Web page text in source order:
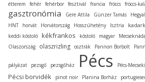
étterem
fehér fehérbor fesztivál francia fröccs fröccs-
gasztronómia Gere Attila Günzer Tamás
HNT
horvát Horvátország Hosszúhetény Isztria
keddi kóstoló kékfrankos kóstoló magyar
Olaszország
olaszrizling osztrák Pannon Borbolt
pályázat pezsgő pezsgőház Pécs Pécs-
Pécsi borvidék pinot noir Planina Borház